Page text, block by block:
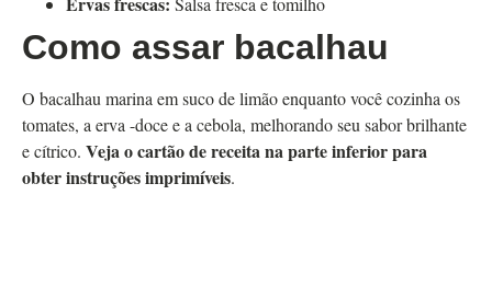
Como assar bacalhau
O bacalhau marina em suco de limão enquanto você cozinha os
tomates, a erva -doce e a cebola, melhorando seu sabor brilhante
e cítrico. Veja o cartão de receita na parte inferior para
obter instruções imprimíveis.